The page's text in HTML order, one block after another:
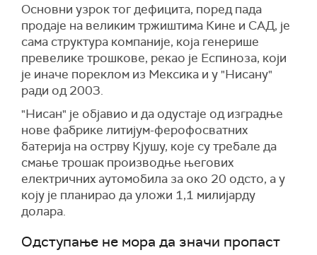
Основни узрок тог дефицита, поред пада
продаје на великим тржиштима Кине и САД, је
сама структура компаније, која генерише
превелике трошкове, рекао је Еспиноза, који
је иначе пореклом из Мексика и у "Нисану"
ради од 2003.
"Нисан" је објавио и да одустаје од изградње
нове фабрике литијум-ферофосватних
батерија на острву Кјушу, које су требале да
смање трошак производње његових
електричних аутомобила за око 20 одсто, а у
коју је планирао да уложи 1,1 милијарду
долара.
Одступање не мора да значи пропаст